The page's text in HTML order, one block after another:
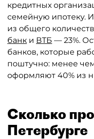
кредитных
семейную ипотеку.
из общего
банк и ВТБ — 23%.
банков, которые
поштучно: менее
оформляют 40% из
Сколько
Петербурге